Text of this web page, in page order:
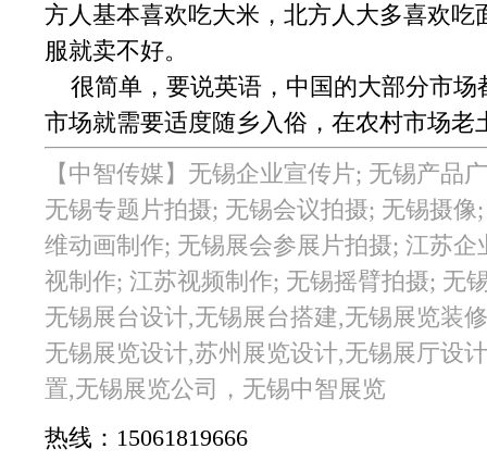
方人基本喜欢吃大米，北方人大多喜欢
服就卖不好。
很简单，要说英语，中国的大部分市场
市场就需要适度随乡入俗，在农村市场老
【中智传媒】 无锡企业宣传片; 无锡产品
无锡专题片拍摄; 无锡会议拍摄; 无锡摄
维动画制作; 无锡展会参展片拍摄; 江苏
视制作; 江苏视频制作; 无锡摇臂拍摄; 无
无锡展台设计,无锡展台搭建,无锡展览装
无锡展览设计,苏州展览设计,无锡展厅设
置,无锡展览公司，无锡中智展览
热线：15061819666